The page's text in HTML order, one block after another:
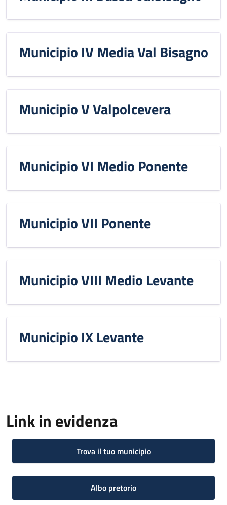
Municipio IV Media Val Bisagno
Municipio V Valpolcevera
Municipio VI Medio Ponente
Municipio VII Ponente
Municipio VIII Medio Levante
Municipio IX Levante
Link in evidenza
Trova il tuo municipio
Albo pretorio